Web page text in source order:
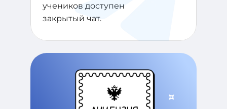
учеников доступен
закрытый чат.